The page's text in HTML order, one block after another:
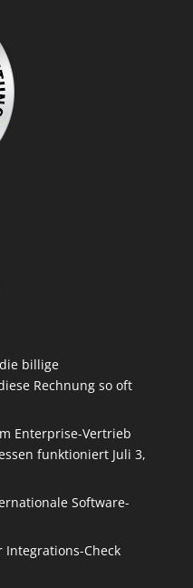
billige
Rechnung so oft
Enterprise-Vertrieb
funktioniert Juli 3,
Software-
Integrations-Check